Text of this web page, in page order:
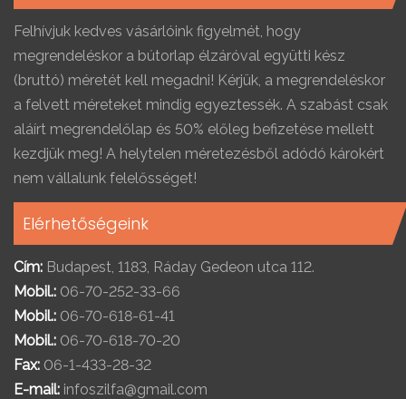
Felhívjuk kedves vásárlóink figyelmét, hogy
megrendeléskor a bútorlap élzáróval együtti kész
(bruttó) méretét kell megadni! Kérjük, a megrendeléskor
a felvett méreteket mindig egyeztessék. A szabást csak
aláírt megrendelőlap és 50% előleg befizetése mellett
kezdjük meg! A helytelen méretezésből adódó károkért
nem vállalunk felelősséget!
Elérhetőségeink
Cím: Budapest, 1183, Ráday Gedeon utca 112.
Mobil.: 06-70-252-33-66
Mobil.: 06-70-618-61-41
Mobil.: 06-70-618-70-20
Fax: 06-1-433-28-32
E-mail: infoszilfa@gmail.com